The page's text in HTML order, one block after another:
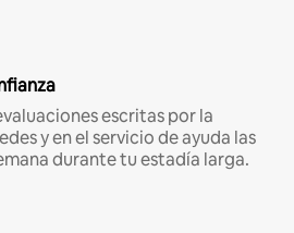
escritas por la
y en el servicio de ayuda las
durante tu estadía larga.